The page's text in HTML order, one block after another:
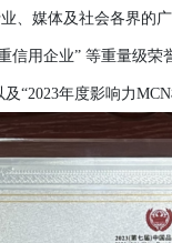
、媒体及社会各界的
信用企业” 等重量级
“2023年度影响力